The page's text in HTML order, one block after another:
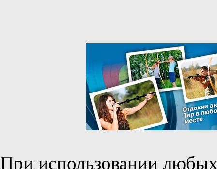
При использовании любых